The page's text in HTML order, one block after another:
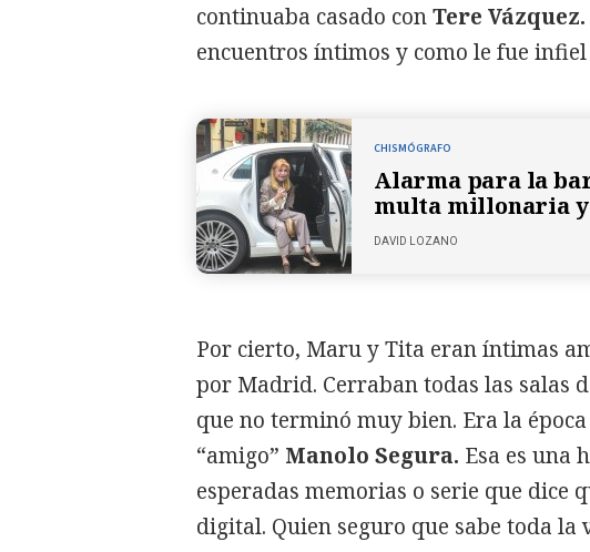
continuaba casado conTere Vázquez.
encuentros íntimos y como le fue
CHISMÓGRAFO
Alarma para la
multa millonaria y
DAVID LOZANO
Por cierto, Maru y Tita eran íntimas
por Madrid. Cerraban todas las salas
que no terminó muy bien. Era la
“amigo” Manolo Segura. Esa es una
esperadas memorias o serie que dice
digital. Quien seguro que sabe toda